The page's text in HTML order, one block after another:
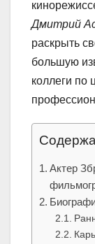
Дмитрий
раскрыть
большую
коллеги по
Актер